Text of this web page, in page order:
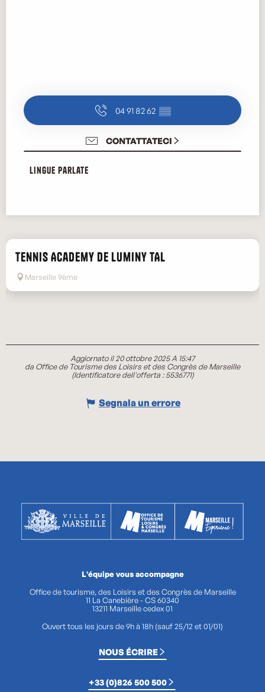
04 91 82 62 ▒▒
CONTATTATECI
Lingue parlate
Lingue parlate
Tennis Academy de Luminy TAL
Marseille 9ème
Aggiornato il 20 ottobre 2025 A 15:47
da Office de Tourisme des Loisirs et des Congrès de Marseille
(Identificatore dell'offerta :5536771)
Segnala un errore
L'équipe vous accompagne
Office de tourisme, des Loisirs et des Congrès de Marseille
11 La Canebière - CS 60340
13211 Marseille cedex 01
Ouvert tous les jours de 9h à 18h (sauf 25/12 et 01/01)
NOUS ÉCRIRE
+33 (0)826 500 500